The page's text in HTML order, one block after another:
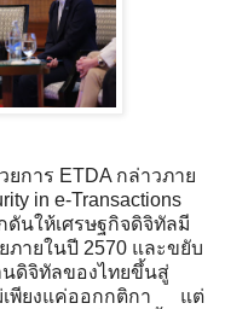
การ ETDA กล่าวภาย
in e-Transactions
ดันให้เศรษฐกิจดิจิทัลมี
ภายในปี 2570 และขยับ
ดิจิทัลของไทยขึ้นสู่
เพียงแค่ออกกติกา แต่